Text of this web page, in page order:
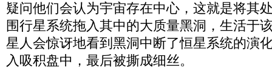
疑问他们会认为宇宙存在中心，这就是将其
围行星系统拖入其中的大质量黑洞，生活于
星人会惊讶地看到黑洞中断了恒星系统的演
入吸积盘中，最后被撕成细丝。